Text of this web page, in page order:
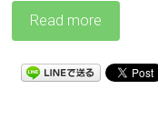
Read more